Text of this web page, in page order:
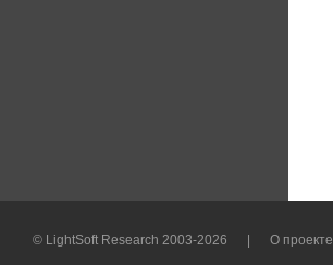
© LightSoft Research 2003-2026 О проекте